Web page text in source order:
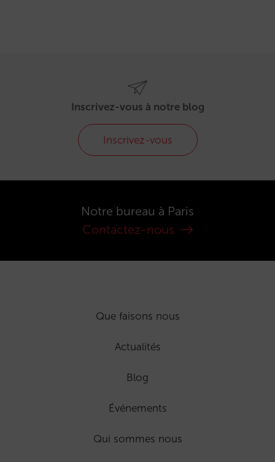
Inscrivez-vous à notre blog
Inscrivez-vous
Notre bureau à Paris
Contactez-nous
Que faisons nous
Actualités
Blog
Événements
Qui sommes nous